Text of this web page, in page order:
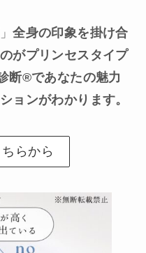
全身の印象を掛け合
がプリンセスタイプ
断®︎であなたの魅力
ョンがわかります。
らから